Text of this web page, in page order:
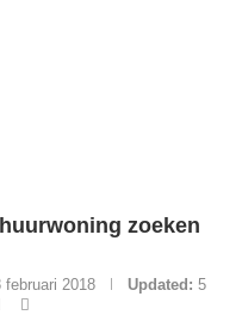
zoeken
februari 2018 Updated: 5